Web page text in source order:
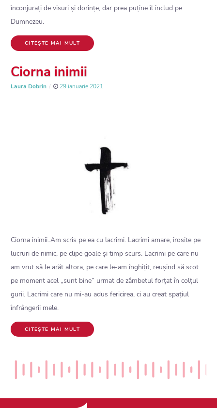
înconjurați de visuri și dorințe, dar prea puține îl includ pe
Dumnezeu.
CITEȘTE MAI MULT
Ciorna inimii
Laura Dobrin 29 ianuarie 2021
Ciorna inimii..Am scris pe ea cu lacrimi. Lacrimi amare, irosite pe
lucruri de nimic, pe clipe goale și timp scurs. Lacrimi pe care nu
am vrut să le arăt altora, pe care le-am înghițit, reușind să scot
pe moment acel „sunt bine” urmat de zâmbetul forțat în colțul
gurii. Lacrimi care nu mi-au adus fericirea, ci au creat spațiul
înfrângerii mele.
CITEȘTE MAI MULT